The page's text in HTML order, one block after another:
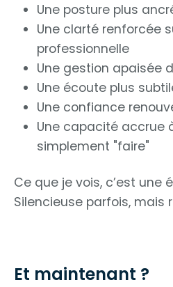
Une posture plus
Une clarté renforcée
professionnelle
Une gestion apaisée
Une écoute plus
Une confiance
Une capacité accrue
simplement "faire"
Ce que je vois, c’est une
Silencieuse parfois, mais
Et maintenant ?